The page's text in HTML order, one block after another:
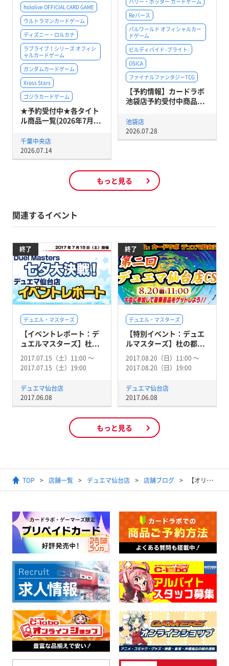
Reバース
パルワールド オフィシャルカー
ドゲーム
ビルディバイド -ブライト-
OSICA
ファイナルファンタジーTCG
【予約情報】カードラボ
池袋店予約受付中商品...
池袋店
2026.07.28
hololive OFFICIAL CARD GAME
ウルトラマンカードゲーム
ディズニー・ロルカナ
ラブライブ！シリーズ オフィシ
ャルカードゲーム
ガンダムカードゲーム
Xross Stars
ゴジラカードゲーム
★予約受付中★各タイト
ル商品一覧(2026年7月...
千葉中央店
2026.07.14
もっと見る
関連するイベント
終了
デュエル・マスターズ
【イベントレポート：デ
ュエルマスターズ】杜...
2017.07.15（土）11:00 〜
2017.07.15（土）19:00
デュエマ仙台店
2017.06.08
終了
デュエル・マスターズ
【特別イベント：デュエ
ルマスターズ】杜の都...
2017.08.20（日）11:00 〜
2017.08.20（日）19:00
デュエマ仙台店
2017.06.08
もっと見る
TOP 店舗一覧 デュエマ仙台店 店舗ブログ 【オリパ】来週販売の3000円クジをチラ見せよ！！【デュエマ】